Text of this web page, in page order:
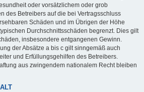
oder vorsätzlichem oder grob
des Betreibers auf die bei Vertragsschluss
Schäden und im Übrigen der Höhe
Durchschnittsschäden begrenzt. Dies gilt
insbesondere entgangenen Gewinn.
der Absätze a bis c gilt sinngemäß auch
und Erfüllungsgehilfen des Betreibers.
aus zwingendem nationalem Recht bleiben